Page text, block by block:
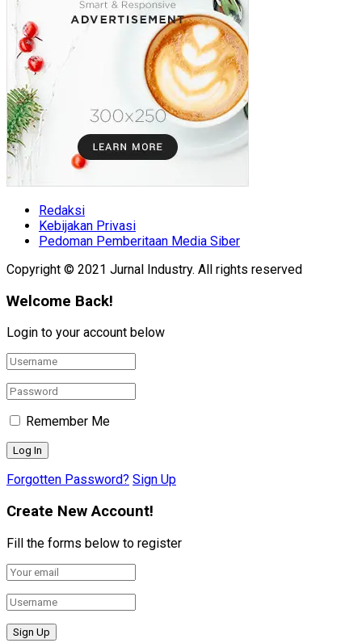
Redaksi
Kebijakan Privasi
Pedoman Pemberitaan Media Siber
Copyright © 2021 Jurnal Industry. All rights reserved
Welcome Back!
Login to your account below
Remember Me
Forgotten Password? Sign Up
Create New Account!
Fill the forms below to register